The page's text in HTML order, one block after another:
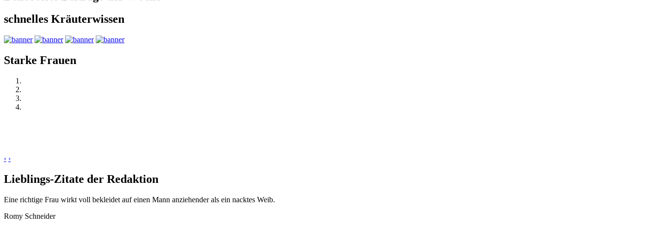
schnelles Kräuterwissen
Starke Frauen
‹ ›
Lieblings-Zitate der Redaktion
Eine richtige Frau wirkt voll bekleidet auf einen Mann anziehender als ein nacktes Weib.
Romy Schneider